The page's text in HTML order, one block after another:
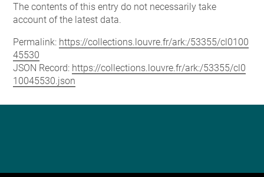
The contents of this entry do not necessarily take
account of the latest data.
Permalink: https://collections.louvre.fr/ark:/53355/cl0100
45530
JSON Record: https://collections.louvre.fr/ark:/53355/cl0
10045530.json